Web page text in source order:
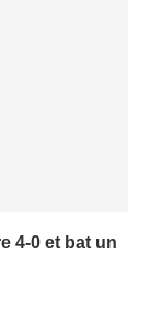
4-0 et bat un